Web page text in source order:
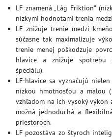
LF znamená „Lág Friktion"
nízkymi hodnotami trenia
LF znižuje trenie medzi
súčasne tak maximalizuje
trenie menej poškodzuje
hlavice a znižuje spotrebu
špeciálu).
LF-hlavice sa vyznačujú
nízkou hmotnosťou a malou
vzhľadom na ich vysoký
možná jednoduchá a
priestoroch.
LF pozostáva zo štyroch